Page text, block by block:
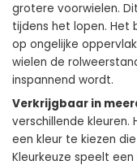
grotere voorwielen.
tijdens het lopen. Het
op ongelijke
wielen de
inspannend wordt.
Verkrijgbaar in
verschillende
een kleur te kiezen
Kleurkeuze speelt